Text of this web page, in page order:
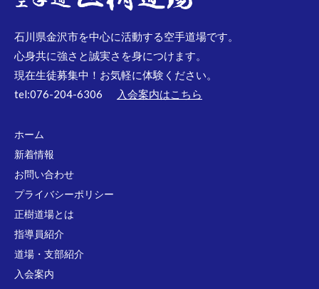
石川県金沢市を中心に活動する空手道場です。
心身共に強さと誠実さを身につけます。
現在生徒募集中！お気軽に体験ください。
tel:076-204-6306
入会案内はこちら
ホーム
新着情報
お問い合わせ
プライバシーポリシー
正樹道場とは
指導員紹介
道場・支部紹介
入会案内